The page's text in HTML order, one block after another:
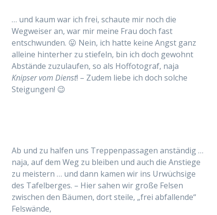
… und kaum war ich frei, schaute mir noch die
Wegweiser an, war mir meine Frau doch fast
entschwunden. 😛 Nein, ich hatte keine Angst ganz
alleine hinterher zu stiefeln, bin ich doch gewohnt
Abstände zuzulaufen, so als Hoffotograf, naja
Knipser vom Dienst! – Zudem liebe ich doch solche
Steigungen! 😉
Ab und zu halfen uns Treppenpassagen anständig …
naja, auf dem Weg zu bleiben und auch die Anstiege
zu meistern … und dann kamen wir ins Urwüchsige
des Tafelberges. – Hier sahen wir große Felsen
zwischen den Bäumen, dort steile, „frei abfallende“
Felswände,